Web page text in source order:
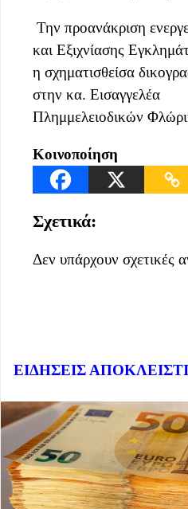
Την προανάκριση
και Εξιχνίασης
η σχηματισθείσα
στην κα. Εισαγγελέα
Πλημμελειοδικών
Κοινοποίηση
Σχετικά:
Δεν υπάρχουν σχετικές
ΕΙΔΗΣΕΙΣ